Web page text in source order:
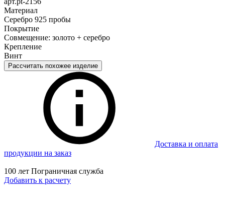
Материал
Серебро 925 пробы
Покрытие
Совмещение: золото + серебро
Крепление
Винт
Рассчитать похожее изделие
Доставка и оплата
продукции на заказ
100 лет Пограничная служба
Добавить к расчету